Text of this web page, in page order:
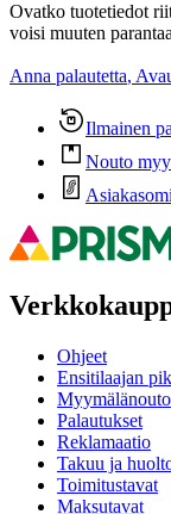
Ovatko tuotetiedot
voisi muuten
Anna palautetta,
Ilmainen
Nouto
Ohjeet
Ensitilaajan
Myymälänouto
Palautukset
Reklamaatio
Takuu ja
Toimitustavat
Maksutavat